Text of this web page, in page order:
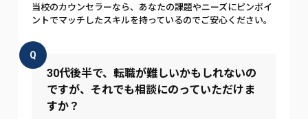
当校のカウンセラーなら、あなたの課題やニーズにピンポイ
ントでマッチしたスキルを持っているのでご安心ください。
Q
30代後半で、転職が難しいかもしれないの
ですが、それでも相談にのっていただけま
すか？